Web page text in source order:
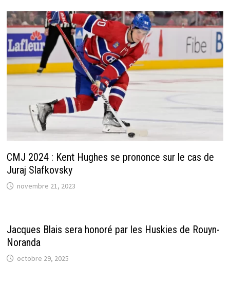
CMJ 2024 : Kent Hughes se prononce sur le cas de
Juraj Slafkovsky
novembre 21, 2023
Jacques Blais sera honoré par les Huskies de Rouyn-
Noranda
octobre 29, 2025